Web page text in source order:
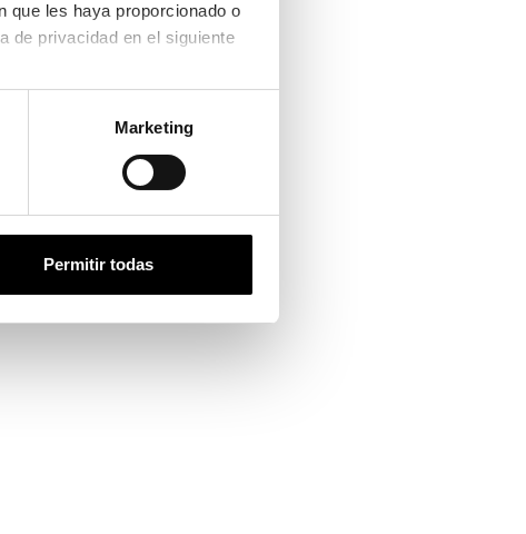
que les haya proporcionado o
Marketing
Permitir todas
328,25€
-10€ DTO